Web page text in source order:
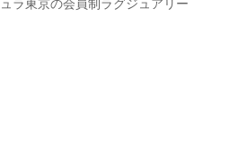
ラ東京の会員制ラグジュアリー